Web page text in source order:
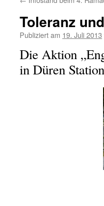
Toleranz
Publiziert am 19. Juli 2013
Die Aktion
in Düren